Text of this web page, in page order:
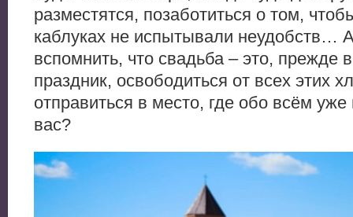
разместятся, позаботиться о том,
каблуках не испытывали неудобств…
вспомнить, что свадьба – это, прежде
праздник, освободиться от всех этих
отправиться в место, где обо всём
вас?